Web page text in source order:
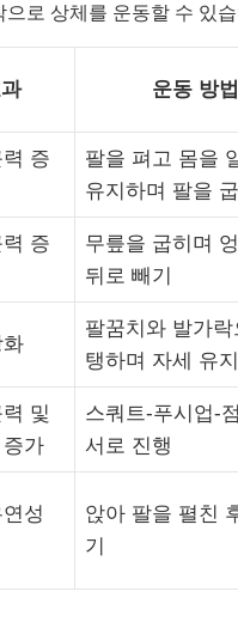
으로 상체를 운동할 수 있
운동 방법
증
팔을 펴고 몸을
유지하며 팔을
증
무릎을 굽히며
뒤로 빼기
팔꿈치와 발가락
탱하며 자세 유지
및
가
스쿼트-푸시업-
서로 진행
성
앉아 팔을 펼친
기